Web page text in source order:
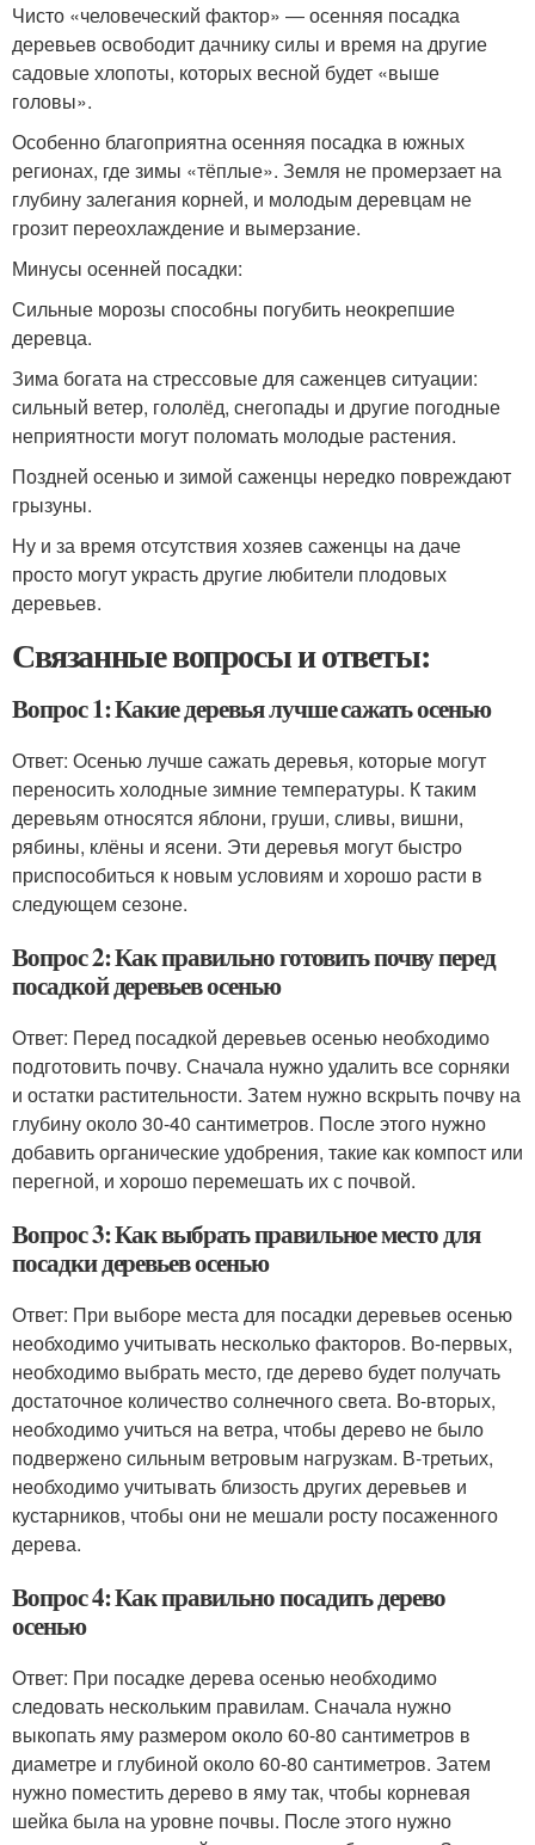
Чисто «человеческий фактор» — осенняя посадка
деревьев освободит дачнику силы и время на другие
садовые хлопоты, которых весной будет «выше
головы».
Особенно благоприятна осенняя посадка в южных
регионах, где зимы «тёплые». Земля не промерзает на
глубину залегания корней, и молодым деревцам не
грозит переохлаждение и вымерзание.
Минусы осенней посадки:
Сильные морозы способны погубить неокрепшие
деревца.
Зима богата на стрессовые для саженцев ситуации:
сильный ветер, гололёд, снегопады и другие погодные
неприятности могут поломать молодые растения.
Поздней осенью и зимой саженцы нередко повреждают
грызуны.
Ну и за время отсутствия хозяев саженцы на даче
просто могут украсть другие любители плодовых
деревьев.
Связанные вопросы и ответы:
Вопрос 1: Какие деревья лучше сажать осенью
Ответ: Осенью лучше сажать деревья, которые могут
переносить холодные зимние температуры. К таким
деревьям относятся яблони, груши, сливы, вишни,
рябины, клёны и ясени. Эти деревья могут быстро
приспособиться к новым условиям и хорошо расти в
следующем сезоне.
Вопрос 2: Как правильно готовить почву перед
посадкой деревьев осенью
Ответ: Перед посадкой деревьев осенью необходимо
подготовить почву. Сначала нужно удалить все сорняки
и остатки растительности. Затем нужно вскрыть почву на
глубину около 30-40 сантиметров. После этого нужно
добавить органические удобрения, такие как компост или
перегной, и хорошо перемешать их с почвой.
Вопрос 3: Как выбрать правильное место для
посадки деревьев осенью
Ответ: При выборе места для посадки деревьев осенью
необходимо учитывать несколько факторов. Во-первых,
необходимо выбрать место, где дерево будет получать
достаточное количество солнечного света. Во-вторых,
необходимо учиться на ветра, чтобы дерево не было
подвержено сильным ветровым нагрузкам. В-третьих,
необходимо учитывать близость других деревьев и
кустарников, чтобы они не мешали росту посаженного
дерева.
Вопрос 4: Как правильно посадить дерево
осенью
Ответ: При посадке дерева осенью необходимо
следовать нескольким правилам. Сначала нужно
выкопать яму размером около 60-80 сантиметров в
диаметре и глубиной около 60-80 сантиметров. Затем
нужно поместить дерево в яму так, чтобы корневая
шейка была на уровне почвы. После этого нужно